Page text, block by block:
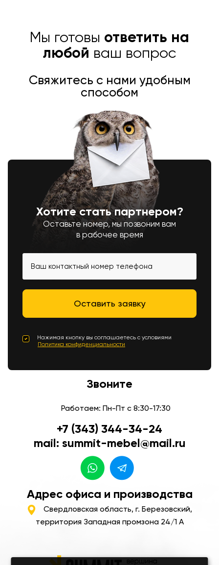
Мы готовы ответить на
любой ваш вопрос
Свяжитесь с нами удобным
способом
Хотите стать партнером?
Оставьте номер, мы позвоним вам
в рабочее время
Нажимая кнопку вы соглашаетесь с условиями
Политика конфиденциальности
Звоните
Работаем: Пн-Пт с 8:30-17:30
+7 (343) 344-34-24
mail: summit-mebel@mail.ru
Адрес офиса и производства
Свердловская область, г. Березовский,
территория Западная промзона 24/1 А